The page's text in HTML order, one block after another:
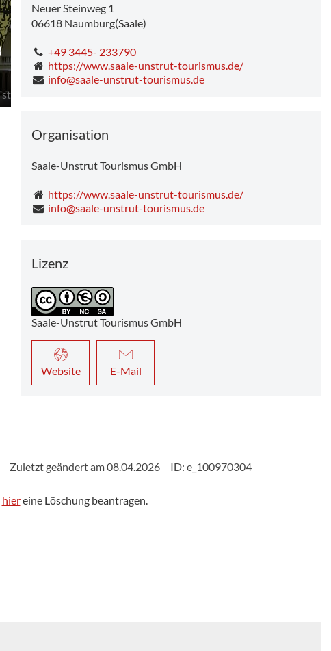
Neuer Steinweg 1
06618 Naumburg(Saale)
+49 3445- 233790
https://www.saale-unstrut-tourismus.de/
info@saale-unstrut-tourismus.de
Organisation
Saale-Unstrut Tourismus GmbH
https://www.saale-unstrut-tourismus.de/
info@saale-unstrut-tourismus.de
Lizenz
Saale-Unstrut Tourismus GmbH
Website E-Mail
Zuletzt geändert am 08.04.2026 ID: e_100970304
hiereine Löschung beantragen.